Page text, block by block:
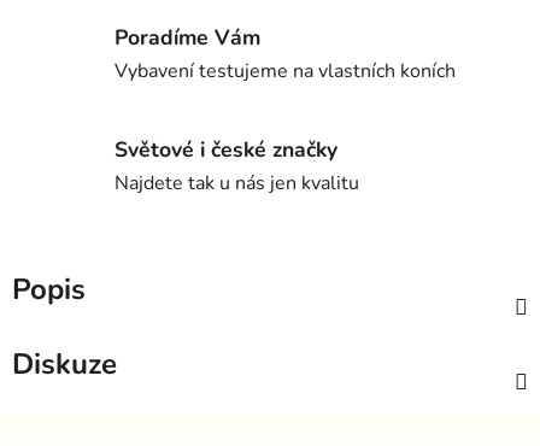
Poradíme Vám
Vybavení testujeme na vlastních koních
Světové i české značky
Najdete tak u nás jen kvalitu
Popis
Diskuze